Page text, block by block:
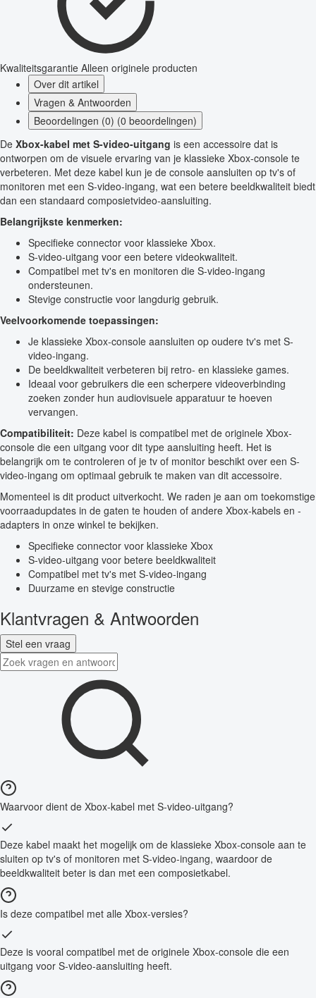
Kwaliteitsgarantie Alleen originele producten
Over dit artikel
Vragen & Antwoorden
Beoordelingen (0) (0 beoordelingen)
De Xbox-kabel met S-video-uitgang is een accessoire dat is
ontworpen om de visuele ervaring van je klassieke Xbox-console te
verbeteren. Met deze kabel kun je de console aansluiten op tv's of
monitoren met een S-video-ingang, wat een betere beeldkwaliteit biedt
dan een standaard composietvideo-aansluiting.
Belangrijkste kenmerken:
Specifieke connector voor klassieke Xbox.
S-video-uitgang voor een betere videokwaliteit.
Compatibel met tv's en monitoren die S-video-ingang
ondersteunen.
Stevige constructie voor langdurig gebruik.
Veelvoorkomende toepassingen:
Je klassieke Xbox-console aansluiten op oudere tv's met S-
video-ingang.
De beeldkwaliteit verbeteren bij retro- en klassieke games.
Ideaal voor gebruikers die een scherpere videoverbinding
zoeken zonder hun audiovisuele apparatuur te hoeven
vervangen.
Compatibiliteit: Deze kabel is compatibel met de originele Xbox-
console die een uitgang voor dit type aansluiting heeft. Het is
belangrijk om te controleren of je tv of monitor beschikt over een S-
video-ingang om optimaal gebruik te maken van dit accessoire.
Momenteel is dit product uitverkocht. We raden je aan om toekomstige
voorraadupdates in de gaten te houden of andere Xbox-kabels en -
adapters in onze winkel te bekijken.
Specifieke connector voor klassieke Xbox
S-video-uitgang voor betere beeldkwaliteit
Compatibel met tv's met S-video-ingang
Duurzame en stevige constructie
Klantvragen & Antwoorden
Stel een vraag
Waarvoor dient de Xbox-kabel met S-video-uitgang?
Deze kabel maakt het mogelijk om de klassieke Xbox-console aan te
sluiten op tv's of monitoren met S-video-ingang, waardoor de
beeldkwaliteit beter is dan met een composietkabel.
Is deze compatibel met alle Xbox-versies?
Deze is vooral compatibel met de originele Xbox-console die een
uitgang voor S-video-aansluiting heeft.